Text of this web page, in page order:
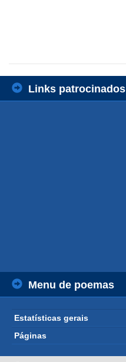
Links patrocinados
Menu de poemas
Estatísticas gerais
Páginas